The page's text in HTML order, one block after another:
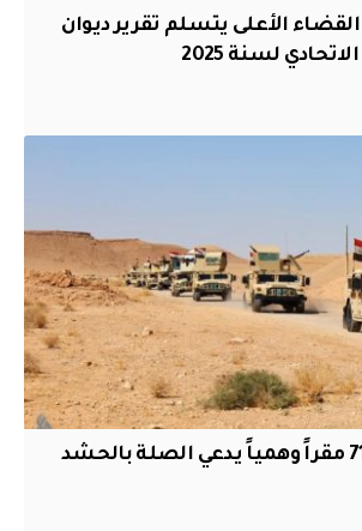
الأعلى يتسلم تقرير ديوان
لسنة 2025
الداخلية: غلق 71 مقراً وهمياً يدعي الصلة بالحشد